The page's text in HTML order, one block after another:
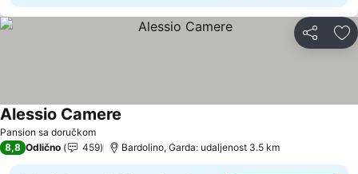
Deli
Pansion sa doručkom
Alessio Camere
8,8 Odlično 459 Bardolino, Garda: udaljenost 3.5 km